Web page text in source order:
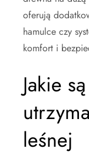
oferują
hamulce czy
komfort i
Jakie
leśnej